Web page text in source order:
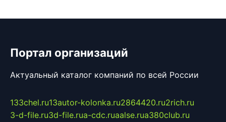
Портал организаций
Актуальный каталог компаний по всей России
133chel.ru13autor-kolonka.ru2864420.ru2rich.ru
3-d-file.ru3d-file.rua-cdc.ruaalse.rua380club.ru